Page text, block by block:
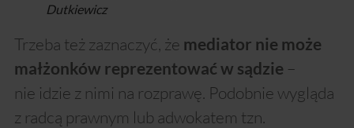
Dutkiewicz
Trzeba też zaznaczyć, że mediator nie może
małżonków reprezentować w sądzie –
nie idzie z nimi na rozprawę. Podobnie wygląda
z radcą prawnym lub adwokatem tzn.